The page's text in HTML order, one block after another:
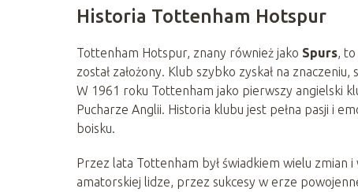
Historia Tottenham Hotspur
Tottenham Hotspur, znany również jako Spurs, to
został założony. Klub szybko zyskał na
W 1961 roku Tottenham jako pierwszy angielski
Pucharze Anglii. Historia klubu jest pełna pasji i
boisku.
Przez lata Tottenham był świadkiem wielu zmian
amatorskiej lidze, przez sukcesy w erze